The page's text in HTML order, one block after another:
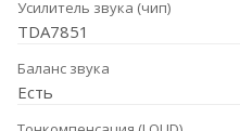
Усилитель звука (чип)
TDA7851
Баланс звука
Есть